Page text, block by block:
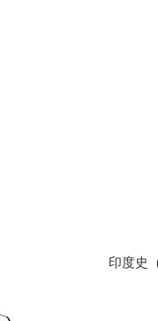
印度史